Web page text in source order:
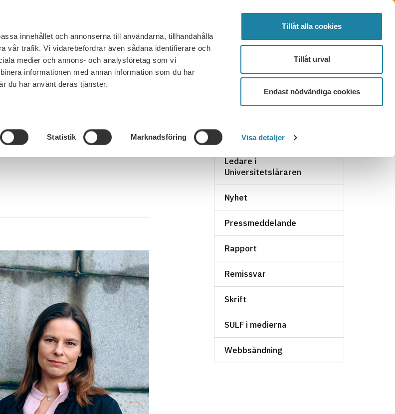
innehållet och annonserna till användarna, tillhandahålla
vår trafik. Vi vidarebefordrar även sådana identifierare och
medier och annons- och analysföretag som vi
informationen med annan information som du har
du har använt deras tjänster.
Statistik Marknadsföring Visa detaljer
Tillåt alla cookies
Tillåt urval
Endast nödvändiga cookies
FÖRTROENDEVALD LOGGA IN MENY
LÖN OCH VILLKOR SULF TYCKER FRÅGOR OCH SVAR KONTAKT BLI MEDLEM
NYHETSARKIV
Ledare i
Universitetsläraren
Nyhet
Pressmeddelande
Rapport
Remissvar
Skrift
SULF i medierna
Webbsändning